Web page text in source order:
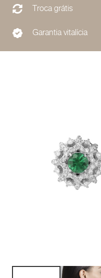
Troca grátis
Garantia vitalícia